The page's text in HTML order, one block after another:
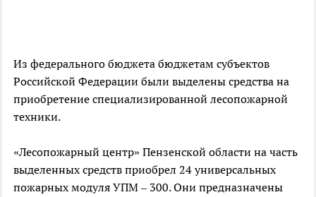
Из федерального бюджета бюджетам субъектов
Российской Федерации были выделены средства на
приобретение специализированной лесопожарной
техники.
«Лесопожарный центр» Пензенской области на часть
выделенных средств приобрел 24 универсальных
пожарных модуля УПМ – 300. Они предназначены